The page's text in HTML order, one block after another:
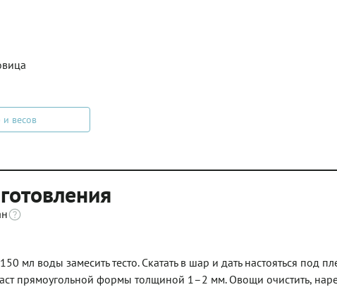
весов
мл воды замесить тесто. Скатать в шар и дать настояться под
прямоугольной формы толщиной 1–2 мм. Овощи очистить,